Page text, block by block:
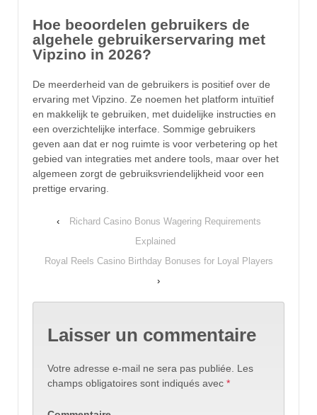
Hoe beoordelen gebruikers de
algehele gebruikerservaring met
Vipzino in 2026?
De meerderheid van de gebruikers is positief over de
ervaring met Vipzino. Ze noemen het platform intuïtief
en makkelijk te gebruiken, met duidelijke instructies en
een overzichtelijke interface. Sommige gebruikers
geven aan dat er nog ruimte is voor verbetering op het
gebied van integraties met andere tools, maar over het
algemeen zorgt de gebruiksvriendelijkheid voor een
prettige ervaring.
‹
Richard Casino Bonus Wagering Requirements
Explained
Royal Reels Casino Birthday Bonuses for Loyal Players
›
Laisser un commentaire
Votre adresse e-mail ne sera pas publiée. Les
champs obligatoires sont indiqués avec *